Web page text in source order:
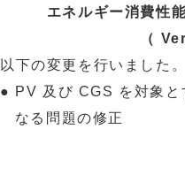
エネルギー消費性
（
以下の変更を行いました。
● PV 及び CGS を対象と
なる問題の修正